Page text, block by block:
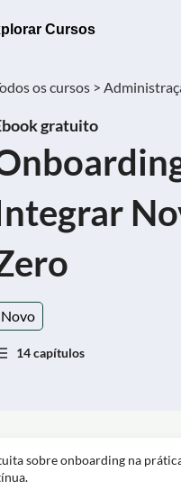
Cursos
os cursos >
gratuito
Novo
14 capítulos
sobre onboarding na